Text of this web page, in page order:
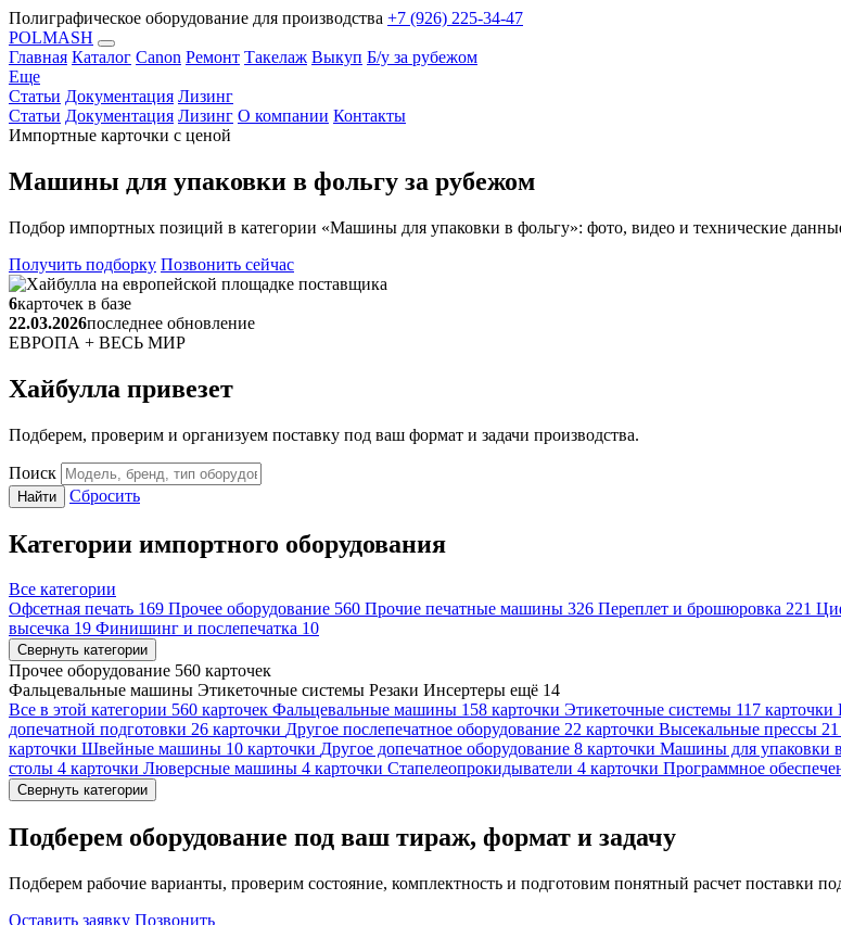
Полиграфическое оборудование для производства +7 (926) 225-34-47
POLMASH
Главная Каталог Canon Ремонт Такелаж Выкуп Б/у за рубежом
Еще
Статьи Документация Лизинг
Статьи Документация Лизинг О компании Контакты
Импортные карточки с ценой
Машины для упаковки в фольгу за рубежом
Подбор импортных позиций в категории «Машины для упаковки в фольгу»: фото, видео и технические
Получить подборку Позвонить сейчас
6карточек в базе
22.03.2026последнее обновление
ЕВРОПА + ВЕСЬ МИР
Хайбулла привезет
Подберем, проверим и организуем поставку под ваш формат и задачи производства.
Поиск
Найти Сбросить
Категории импортного оборудования
Все категории
Офсетная печать 169 Прочее оборудование 560 Прочие печатные машины 326 Переплет и брошюровка 221
высечка 19 Финишинг и послепечатка 10
Свернуть категории
Прочее оборудование 560 карточек
Фальцевальные машины Этикеточные системы Резаки Инсертеры ещё 14
Все в этой категории 560 карточек Фальцевальные машины 158 карточки Этикеточные системы 117 карточки
допечатной подготовки 26 карточки Другое послепечатное оборудование 22 карточки Высекальные прессы
карточки Швейные машины 10 карточки Другое допечатное оборудование 8 карточки Машины для упаковки
столы 4 карточки Люверсные машины 4 карточки Стапелеопрокидыватели 4 карточки Программное
Свернуть категории
Подберем оборудование под ваш тираж, формат и задачу
Подберем рабочие варианты, проверим состояние, комплектность и подготовим понятный расчет поставки
Оставить заявку Позвонить